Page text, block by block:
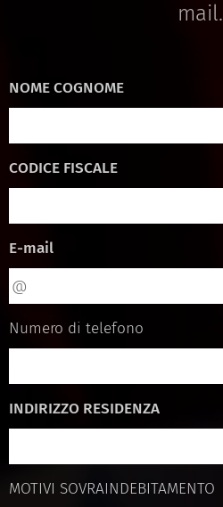
mail.
NOME COGNOME
CODICE FISCALE
E-mail
Numero di telefono
INDIRIZZO RESIDENZA
MOTIVI SOVRAINDEBITAMENTO